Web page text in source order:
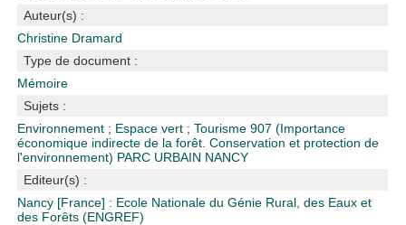
Auteur(s) :
Christine Dramard
Type de document :
Mémoire
Sujets :
Environnement ; Espace vert ;Tourisme907 (Importance
économique indirecte de la forêt. Conservation et protection de
l'environnement) PARC URBAIN NANCY
Editeur(s) :
Nancy [France] : Ecole Nationale du Génie Rural, des Eaux et
des Forêts (ENGREF)